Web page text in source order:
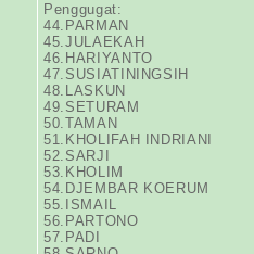
Penggugat:
44.PARMAN
45.JULAEKAH
46.HARIYANTO
47.SUSIATININGSIH
48.LASKUN
49.SETURAM
50.TAMAN
51.KHOLIFAH INDRIANI
52.SARJI
53.KHOLIM
54.DJEMBAR KOERUM
55.ISMAIL
56.PARTONO
57.PADI